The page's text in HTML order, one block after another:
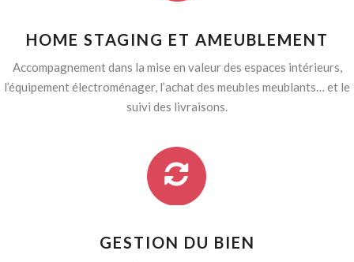
HOME STAGING ET AMEUBLEMENT
Accompagnement dans la mise en valeur des espaces intérieurs,
l’équipement électroménager, l’achat des meubles meublants… et le
suivi des livraisons.
GESTION DU BIEN